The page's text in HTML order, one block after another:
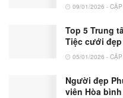
09/01/2026 -
Top 5 Trung
Tiệc cưới
05/01/2026 -
Người đẹp
viên Hòa bình